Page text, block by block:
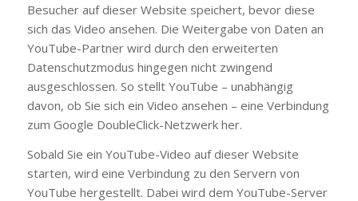
Besucher auf dieser Website speichert, bevor diese
sich das Video ansehen. Die Weitergabe von Daten an
YouTube-Partner wird durch den erweiterten
Datenschutzmodus hingegen nicht zwingend
ausgeschlossen. So stellt YouTube – unabhängig
davon, ob Sie sich ein Video ansehen – eine Verbindung
zum Google DoubleClick-Netzwerk her.
Sobald Sie ein YouTube-Video auf dieser Website
starten, wird eine Verbindung zu den Servern von
YouTube hergestellt. Dabei wird dem YouTube-Server